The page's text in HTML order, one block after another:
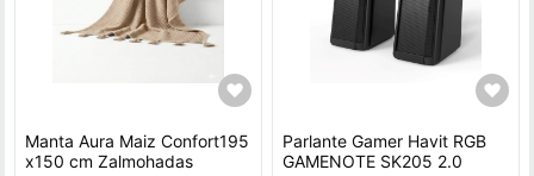
Manta Aura Maiz Confort195
x150 cm Zalmohadas
Parlante Gamer Havit RGB
GAMENOTE SK205 2.0